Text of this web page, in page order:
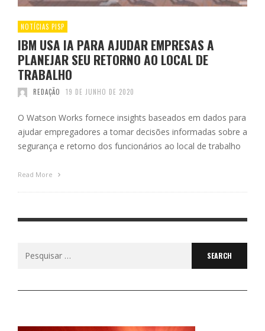
NOTÍCIAS PISP
IBM USA IA PARA AJUDAR EMPRESAS A
PLANEJAR SEU RETORNO AO LOCAL DE
TRABALHO
REDAÇÃO 19 DE JUNHO DE 2020
O Watson Works fornece insights baseados em dados para
ajudar empregadores a tomar decisões informadas sobre a
segurança e retorno dos funcionários ao local de trabalho
Read More